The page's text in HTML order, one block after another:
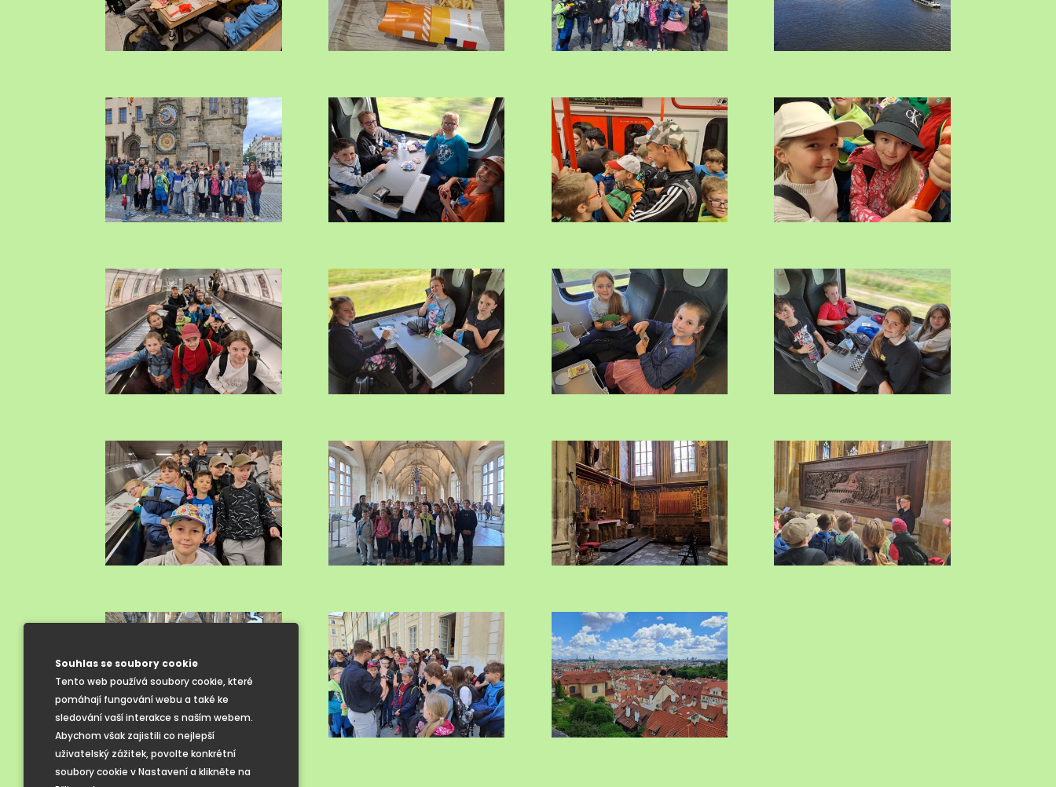
Souhlas se soubory cookie
Tento web používá soubory cookie, které
pomáhají fungování webu a také ke
sledování vaší interakce s naším webem.
Abychom však zajistili co nejlepší
uživatelský zážitek, povolte konkrétní
soubory cookie v Nastavení a klikněte na